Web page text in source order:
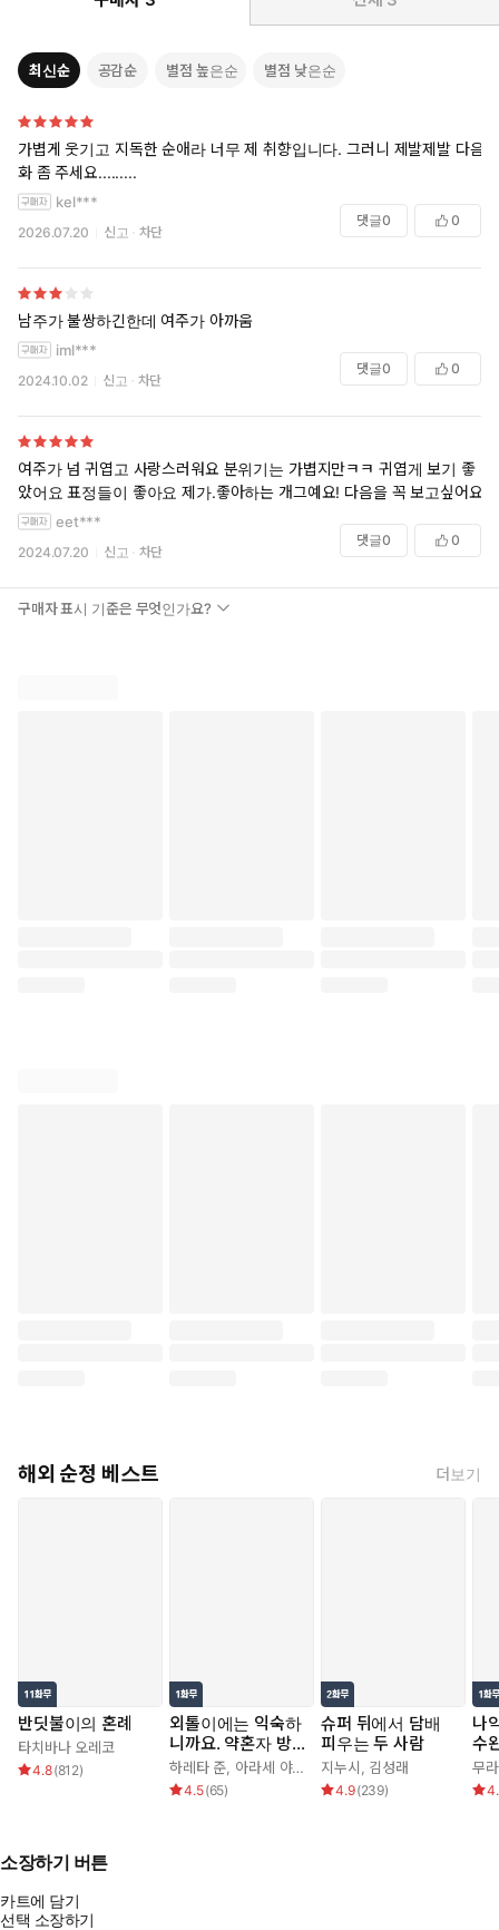
최신순 공감순 별점 높은순 별점 낮은순
가볍게 웃기고 지독한 순애라 너무 제 취향입니다. 그러니 제발제발 다음
화 좀 주세요.........
kel***
2026.07.20 신고 차단
댓글0 0
남주가 불쌍하긴한데 여주가 아까움
iml***
2024.10.02 신고 차단
댓글0 0
여주가 넘 귀엽고 사랑스러워요 분위기는 가볍지만ㅋㅋ 귀엽게 보기 좋
았어요 표정들이 좋아요 제가.좋아하는 개그예요! 다음을 꼭 보고싶어요
eet***
2024.07.20 신고 차단
댓글0 0
구매자 표시 기준은 무엇인가요?
해외 순정 베스트 더보기
반딧불이의 혼례
타치바나 오레코
4.8(812)
외톨이에는 익숙하
니까요. 약혼자 방
치 중!
하레타 준, 아라세 야히로
4.5(65)
슈퍼 뒤에서 담배
피우는 두 사람
지누시, 김성래
4.9(239)
나
수
기
무
소장하기 버튼
카트에 담기
선택 소장하기